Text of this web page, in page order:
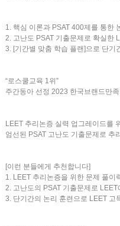
1. 핵심 이론과 PSAT 400제를 통한
2. 고난도 PSAT 기출문제로 확실한
3. [기간별 맞춤 학습 플랜]으로 단기
“로스쿨교육 1위”
주간동아 선정 2023 한국브랜드만
LEET 추리논증 실력 업그레이드를
엄선된 PSAT 고난도 기출문제로 추
[이런 분들에게 추천합니다]
1. LEET 추리논증을 위한 문제 풀이
2. 고난도의 PSAT 기출문제로
3. 단기간의 논리 훈련으로 LEET 고